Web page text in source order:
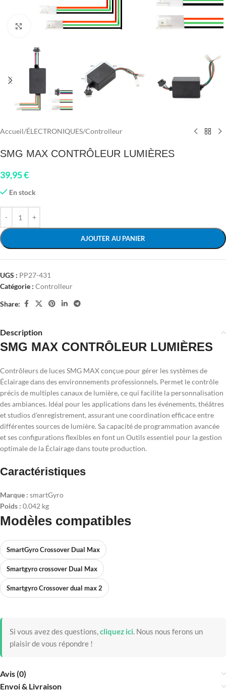
Click to enlarge
Accueil/ÉLECTRONIQUES/Controlleur
SMG MAX CONTRÔLEUR LUMIÈRES
39,95€
En stock
AJOUTER AU PANIER
UGS : PP27-431
Catégorie : Controlleur
Share:
Description
SMG MAX CONTRÔLEUR LUMIÈRES
Contrôleurs de luces SMG MAX conçue pour gérer les systèmes de
Éclairage dans des environnements professionnels. Permet le contrôle
précis de multiples canaux de lumière, ce qui facilite la personnalisation
des ambiances. Idéal pour les applications dans les événements, théâtres
et studios d'enregistrement, assurant une coordination efficace entre
différentes sources de lumière. Sa capacité de programmation avancée
et ses configurations flexibles en font un Outils essentiel pour la gestion
optimale de la Éclairage dans toute production.
Caractéristiques
Marque : smartGyro
Poids : 0.042 kg
Modèles compatibles
SmartGyro Crossover Dual Max
Smartgyro crossover Dual Max
Smartgyro Crossover dual max 2
Si vous avez des questions,cliquez ici. Nous nous ferons un
plaisir de vous répondre !
Avis (0)
Envoi & Livraison